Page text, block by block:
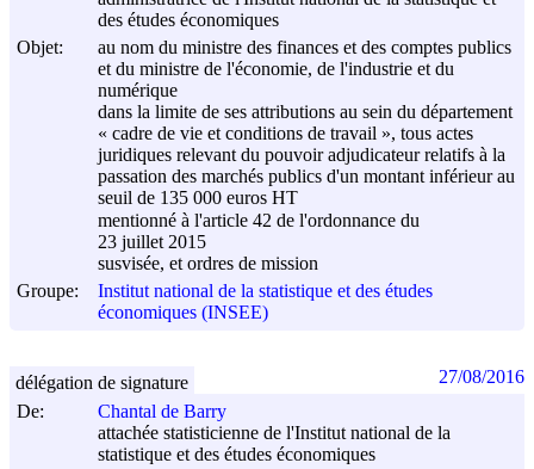
des études économiques
Objet:
au nom du ministre des finances et des comptes publics
et du ministre de l'économie, de l'industrie et du
numérique
dans la limite de ses attributions au sein du département
« cadre de vie et conditions de travail », tous actes
juridiques relevant du pouvoir adjudicateur relatifs à la
passation des marchés publics d'un montant inférieur au
seuil de 135 000 euros HT
mentionné à l'article 42 de l'ordonnance du
23 juillet 2015
susvisée, et ordres de mission
Groupe:
Institut national de la statistique et des études
économiques (INSEE)
De:
Chantal de Barry
attachée statisticienne de l'Institut national de la
statistique et des études économiques
délégation de signature 27/08/2016